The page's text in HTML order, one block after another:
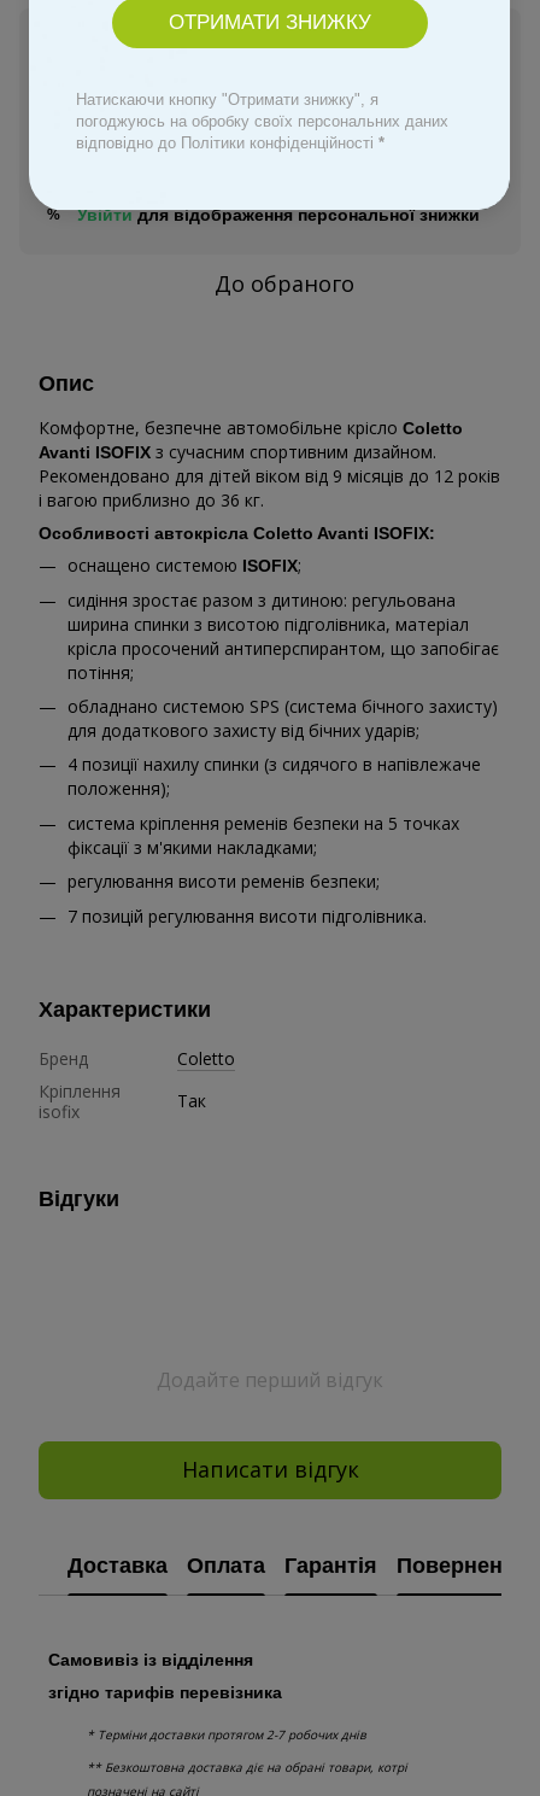
Немає в наявності
5 567 грн
Повідомити, коли з'явиться
% Увійтидля відображення персональної знижки
До обраного
Опис
Комфортне, безпечне автомобільне крісло Coletto
Avanti ISOFIX з сучасним спортивним дизайном.
Рекомендовано для дітей віком від 9 місяців до 12 років
і вагою приблизно до 36 кг.
Особливості автокрісла Coletto Avanti ISOFIX:
оснащено системою ISOFIX;
сидіння зростає разом з дитиною: регульована
ширина спинки з висотою підголівника, матеріал
крісла просочений антиперспирантом, що запобігає
потіння;
обладнано системою SPS (система бічного захисту)
для додаткового захисту від бічних ударів;
4 позиції нахилу спинки (з сидячого в напівлежаче
положення);
система кріплення ременів безпеки на 5 точках
фіксації з м'якими накладками;
регулювання висоти ременів безпеки;
7 позицій регулювання висоти підголівника.
Характеристики
Бренд
Coletto
Кріплення
isofix
Так
Відгуки
Додайте перший відгук
Написати відгук
Доставка Оплата Гарантія Повернення
Самовивіз із відділення
згідно тарифів перевізника
* Терміни доставки протягом 2-7 робочих днів
** Безкоштовна доставка діє на обрані товари, котрі
позначені на сайті
ОТРИМАТИ ЗНИЖКУ
Натискаючи кнопку "Отримати знижку", я
погоджуюсь на обробку своїх персональних даних
відповідно до Політики конфіденційності *